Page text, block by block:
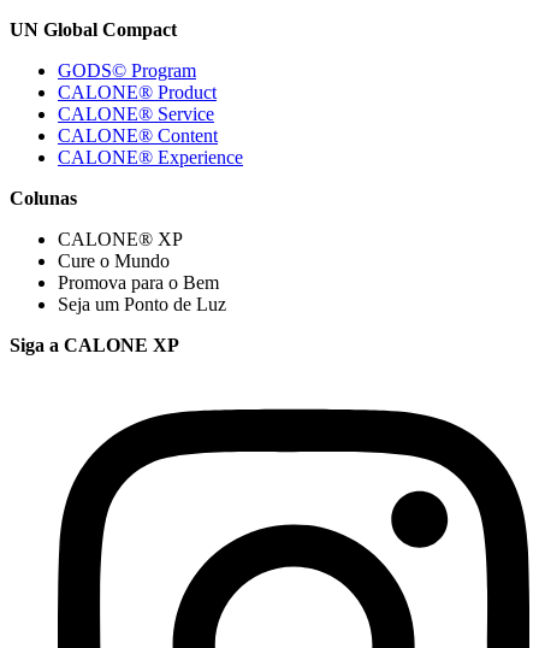
UN Global Compact
GODS© Program
CALONE® Product
CALONE® Service
CALONE® Content
CALONE® Experience
Colunas
CALONE® XP
Cure o Mundo
Promova para o Bem
Seja um Ponto de Luz
Siga a CALONE XP